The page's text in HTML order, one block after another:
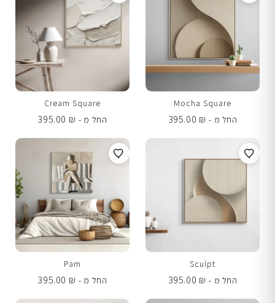
Mocha Square
החל מ -
395.00 ₪
Cream Square
החל מ -
395.00 ₪
Sculpt
החל מ -
395.00 ₪
Pam
החל מ -
395.00 ₪